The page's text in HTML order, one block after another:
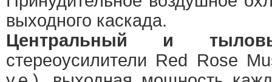
выходного каскада.
Центральный и
стереоусилители Red Rose